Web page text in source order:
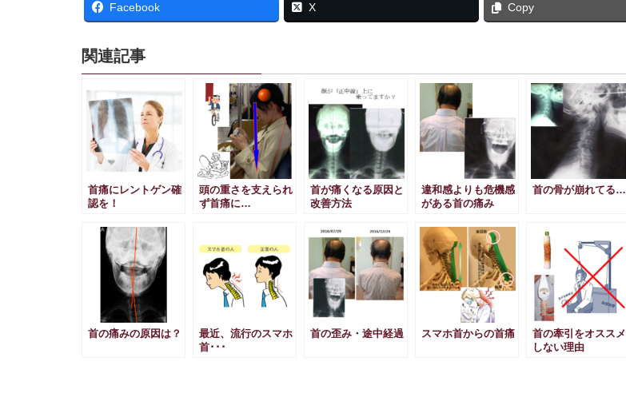
Facebook X Copy
関連記事
首痛にレントゲン確
認を！
頭の重さを支えられ
ず首痛に…
首が痛くなる原因と
改善方法
違和感よりも危機感
がある首の痛み
首の骨が崩れてる…
首の痛みの原因は？
最近、流行のスマホ
首･･･
首の歪み・途中経過 スマホ首からの首痛
首の牽引をオススメ
しない理由